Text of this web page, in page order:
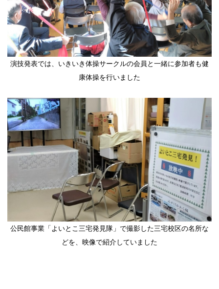
演技発表では、いきいき体操サークルの会員と一緒に参加者も健
康体操を行いました
公民館事業「よいとこ三宅発見隊」で撮影した三宅校区の名所な
どを、映像で紹介していました